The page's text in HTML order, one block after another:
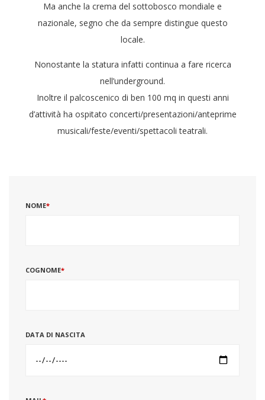
Ma anche la crema del sottobosco mondiale e
nazionale, segno che da sempre distingue questo
locale.
Nonostante la statura infatti continua a fare ricerca
nell’underground.
Inoltre il palcoscenico di ben 100 mq in questi anni
d’attività ha ospitato concerti/presentazioni/anteprime
musicali/feste/eventi/spettacoli teatrali.
NOME*
COGNOME*
DATA DI NASCITA